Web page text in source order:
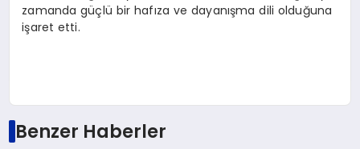
zamanda güçlü bir hafıza ve dayanışma dili olduğuna
işaret etti.
Benzer Haberler